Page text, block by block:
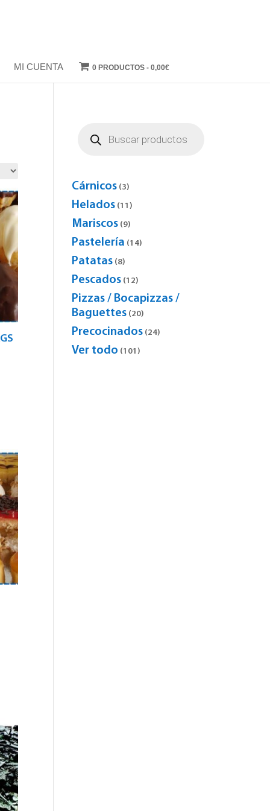
MI CUENTA 0 PRODUCTOS 0,00€
productos
Cárnicos 33
products
Helados 1111
Mariscos 99
products
Pastelería 1414
Patatas 88
products
Pescados 1212
products
Pizzas / Bocapizzas /
Baguettes 2020
products
Precocinados 2424
Ver todo 101101